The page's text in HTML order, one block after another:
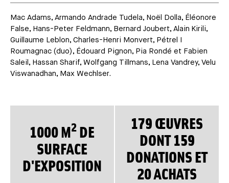
Mac Adams, Armando Andrade Tudela, Noël Dolla, Éléonore
False, Hans-Peter Feldmann, Bernard Joubert, Alain Kirili,
Guillaume Leblon, Charles-Henri Monvert, Pétrel I
Roumagnac (duo), Édouard Pignon, Pia Rondé et Fabien
Saleil, Hassan Sharif, Wolfgang Tillmans, Lena Vandrey, Velu
Viswanadhan, Max Wechlser.
1000 M 2 DE
SURFACE
D'EXPOSITION
179 ŒUVRES
DONT 159
DONATIONS ET
20 ACHATS